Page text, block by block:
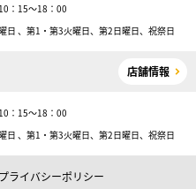
：15～18：00
、第1・第3火曜日、第2日曜日、祝祭日
店舗情報
：15～18：00
、第1・第3火曜日、第2日曜日、祝祭日
プライバシーポリシー